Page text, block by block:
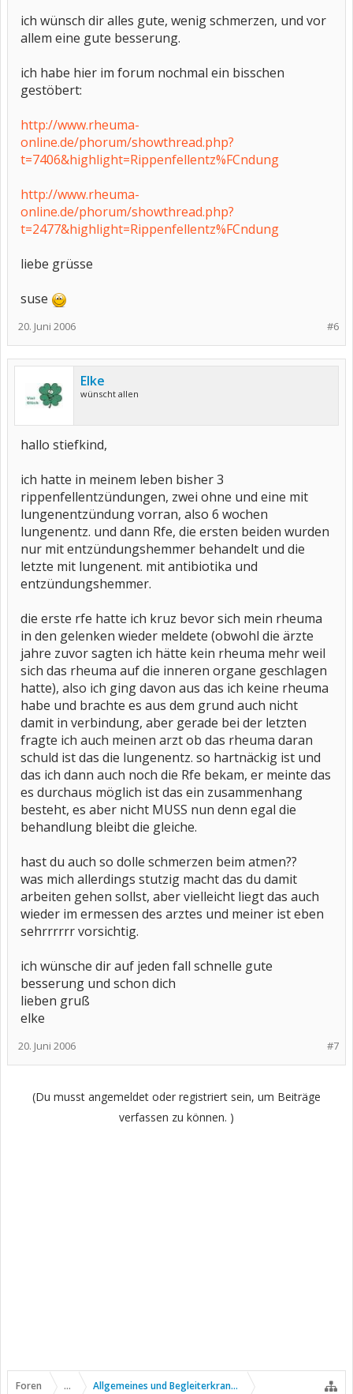
ich wünsch dir alles gute, wenig schmerzen, und vor
allem eine gute besserung.
ich habe hier im forum nochmal ein bisschen
gestöbert:
http://www.rheuma-
online.de/phorum/showthread.php?
t=7406&highlight=Rippenfellentz%FCndung
http://www.rheuma-
online.de/phorum/showthread.php?
t=2477&highlight=Rippenfellentz%FCndung
liebe grüsse
suse
#6
20. Juni 2006
Elke
wünscht allen
hallo stiefkind,
ich hatte in meinem leben bisher 3
rippenfellentzündungen, zwei ohne und eine mit
lungenentzündung vorran, also 6 wochen
lungenentz. und dann Rfe, die ersten beiden wurden
nur mit entzündungshemmer behandelt und die
letzte mit lungenent. mit antibiotika und
entzündungshemmer.
die erste rfe hatte ich kruz bevor sich mein rheuma
in den gelenken wieder meldete (obwohl die ärzte
jahre zuvor sagten ich hätte kein rheuma mehr weil
sich das rheuma auf die inneren organe geschlagen
hatte), also ich ging davon aus das ich keine rheuma
habe und brachte es aus dem grund auch nicht
damit in verbindung, aber gerade bei der letzten
fragte ich auch meinen arzt ob das rheuma daran
schuld ist das die lungenentz. so hartnäckig ist und
das ich dann auch noch die Rfe bekam, er meinte das
es durchaus möglich ist das ein zusammenhang
besteht, es aber nicht MUSS nun denn egal die
behandlung bleibt die gleiche.
hast du auch so dolle schmerzen beim atmen??
was mich allerdings stutzig macht das du damit
arbeiten gehen sollst, aber vielleicht liegt das auch
wieder im ermessen des arztes und meiner ist eben
sehrrrrrr vorsichtig.
ich wünsche dir auf jeden fall schnelle gute
besserung und schon dich
lieben gruß
elke
#7
20. Juni 2006
(Du musst angemeldet oder registriert sein, um Beiträge
verfassen zu können. )
Foren ... Allgemeines und Begleiterkrankungen